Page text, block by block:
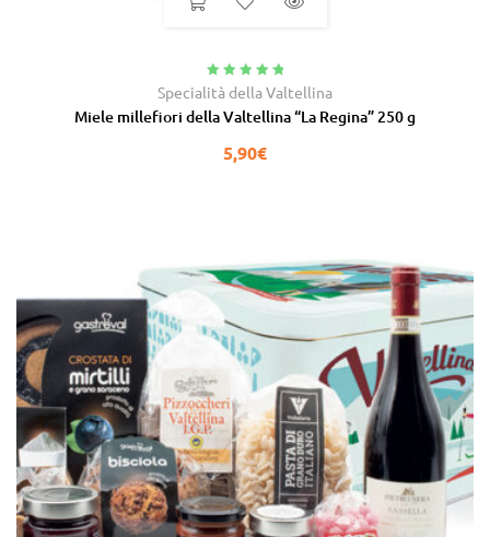
Valutato
5.00
Specialità della Valtellina
Miele millefiori della Valtellina “La Regina” 250 g
5,90€